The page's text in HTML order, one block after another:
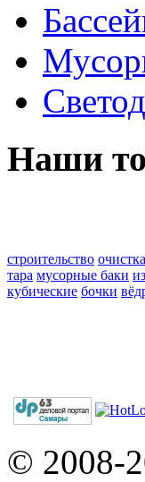
Наши
строительство
тара мусорные баки
кубические бочки
© 2008-